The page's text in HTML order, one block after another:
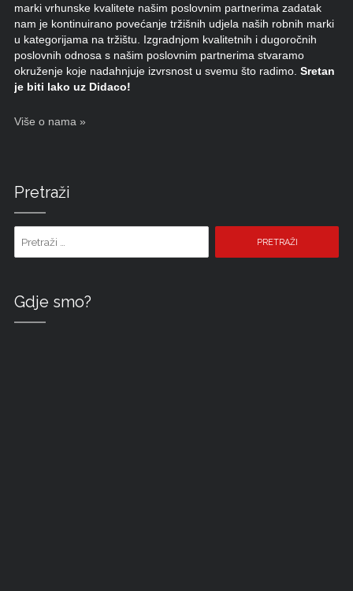
marki vrhunske kvalitete našim poslovnim partnerima zadatak
nam je kontinuirano povećanje tržišnih udjela naših robnih marki
u kategorijama na tržištu. Izgradnjom kvalitetnih i dugoročnih
poslovnih odnosa s našim poslovnim partnerima stvaramo
okruženje koje nadahnjuje izvrsnost u svemu što radimo. Sretan
je biti lako uz Didaco!
Više o nama »
Pretraži
Gdje smo?